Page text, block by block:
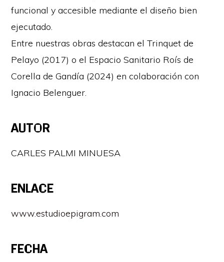
funcional y accesible mediante el diseño bien
ejecutado.
Entre nuestras obras destacan el Trinquet de
Pelayo (2017) o el Espacio Sanitario Roís de
Corella de Gandía (2024) en colaboración con
Ignacio Belenguer.
AUTOR
CARLES PALMI MINUESA
ENLACE
www.estudioepigram.com
FECHA